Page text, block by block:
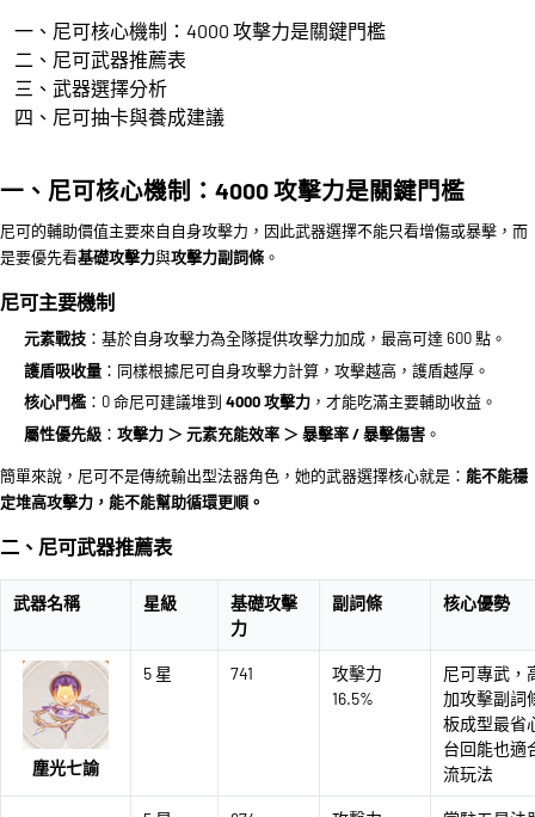
一、尼可核心機制：4000 攻擊力是關鍵門檻
二、尼可武器推薦表
三、武器選擇分析
四、尼可抽卡與養成建議
一、尼可核心機制：4000 攻擊力是關鍵門檻
尼可的輔助價值主要來自自身攻擊力，因此武器選擇不能只看增傷或暴擊，而
是要優先看基礎攻擊力與攻擊力副詞條 。
尼可主要機制
元素戰技：基於自身攻擊力為全隊提供攻擊力加成，最高可達 600 點。
護盾吸收量：同樣根據尼可自身攻擊力計算，攻擊越高，護盾越厚。
核心門檻：0 命尼可建議堆到 4000 攻擊力，才能吃滿主要輔助收益。
屬性優先級： 攻擊力 ＞ 元素充能效率 ＞ 暴擊率 / 暴擊傷害。
簡單來說，尼可不是傳統輸出型法器角色，她的武器選擇核心就是： 能不能穩
定堆高攻擊力，能不能幫助循環更順。
二、尼可武器推薦表
武器名稱 星級
基礎攻擊
力
副詞條 核心優勢
塵光七諭
5 星 741
攻擊力
16.5%
尼可專武，
加攻擊副詞
板成型最省
台回能也適
流玩法